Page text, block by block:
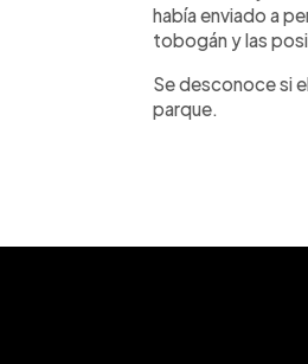
había enviado a
tobogán y las
Se desconoce si
parque.